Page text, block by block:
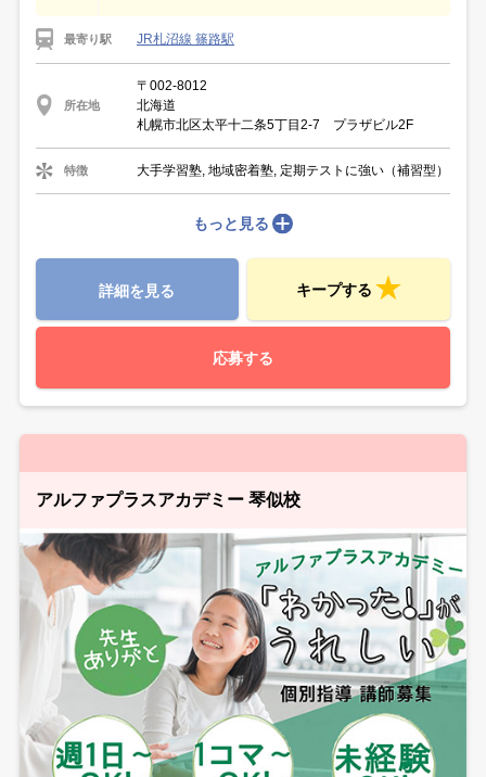
最寄り駅 JR札沼線 篠路駅
所在地
〒002-8012
北海道
札幌市北区太平十二条5丁目2-7 プラザビル2F
特徴 大手学習塾, 地域密着塾, 定期テストに強い（補習型）
もっと見る
詳細を見る キープする
応募する
アルファプラスアカデミー 琴似校